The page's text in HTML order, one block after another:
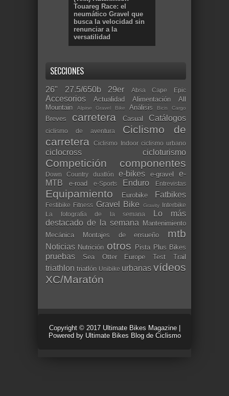
Touareg Race: el
neumático Gravel que
busca la velocidad sin
renunciar a la
versatilidad
SECCIONES
26" 27.5/650b 29er Absa Cape Epic
Accesorios Actualidad Alimentación
All
Mountain
Alpine Gravel Bike Análisis Bicis Cargo
Breves carretera Casual Catálogos
ciclismo de aventura
Ciclismo de
carretera
Ciclismo Indoor ciclismo urbano
ciclocross cicloturismo
Competición componentes
Down Country duatlón e-bikes e-gravel
e-
MTB
e-road e-Sports Enduro Entrevistas
Equipamiento Eurobike Fatbikes
Festibike Fitness Gravel Bike Gravity
Interbike
La fotografía de la semana
Lo más
destacado de la semana
Mantenimiento
Mecánica
Montajes de ensueño mtb
Noticias Nutrición otros Pista Plus Bikes
pruebas Sea Otter Europe Test Trail
triathlon triatlón Unibike urbanas vídeos
XC/Maratón
Copyright © 2017 Ultimate Bikes Magazine|
Powered by Ultimate Bikes Blog de Ciclismo